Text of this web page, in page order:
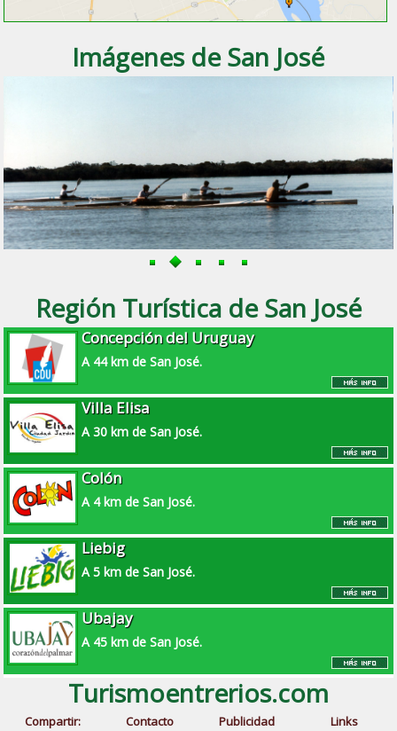
Imágenes de San José
Región Turística de San José
Concepción del Uruguay
A 44 km de San José.
Villa Elisa
A 30 km de San José.
Colón
A 4 km de San José.
Liebig
A 5 km de San José.
Ubajay
A 45 km de San José.
Turismoentrerios.com
Compartir: Contacto Publicidad Links